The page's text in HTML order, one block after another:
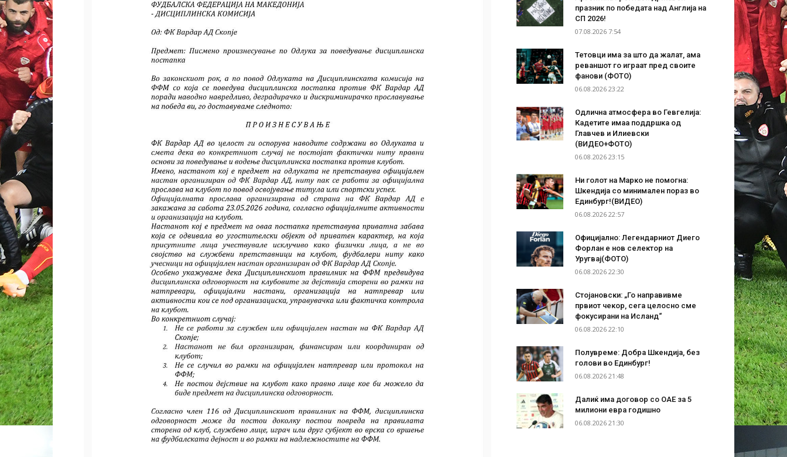
празник по победата над Англија на
СП 2026!
07.08.2026 7:54
Тетовци има за што да жалат, ама
реваншот го играат пред своите
фанови (ФОТО)
06.08.2026 23:22
Одлична атмосфера во Гевгелија:
Кадетите имаа поддршка од
Главчев и Илиевски
(ВИДЕО+ФОТО)
06.08.2026 23:15
Ни голот на Марко не помогна:
Шкендија со минимален пораз во
Единбург!(ВИДЕО)
06.08.2026 22:57
Официјално: Легендарниот Диего
Форлан е нов селектор на
Уругвај(ФОТО)
06.08.2026 22:30
Стојановски: „Го направивме
првиот чекор, сега целосно сме
фокусирани на Исланд“
06.08.2026 22:10
Полувреме: Добра Шкендија, без
голови во Единбург!
06.08.2026 21:48
Далиќ има договор со ОАЕ за 5
милиони евра годишно
06.08.2026 21:30